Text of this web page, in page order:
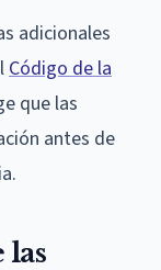
adicionales
Código de la
que las
antes de
las